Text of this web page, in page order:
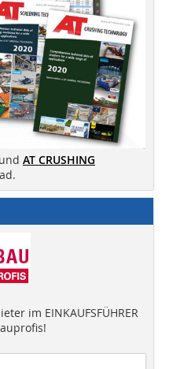
und AT CRUSHING
im EINKAUFSFÜHRER